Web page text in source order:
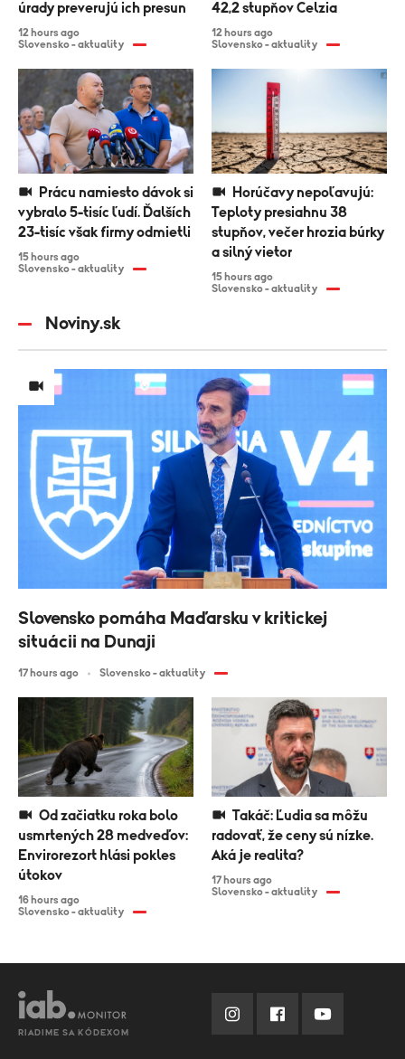
úrady preverujú ich presun
12 hours ago
Slovensko - aktuality
42,2 stupňov Celzia
12 hours ago
Slovensko - aktuality
vybralo 5-tisíc ľudí. Ďalších
23-tisíc však firmy odmietli
15 hours ago
Slovensko - aktuality
Teploty presiahnu 38
stupňov, večer hrozia búrky
a silný vietor
15 hours ago
Slovensko - aktuality
Noviny.sk
usmrtených 28 medveďov:
Envirorezort hlási pokles
útokov
16 hours ago
Slovensko - aktuality
radovať, že ceny sú nízke.
Aká je realita?
17 hours ago
Slovensko - aktuality
Slovensko pomáha Maďarsku v kritickej
situácii na Dunaji
17 hours ago Slovensko - aktuality
RIADIME SA KÓDEXOM